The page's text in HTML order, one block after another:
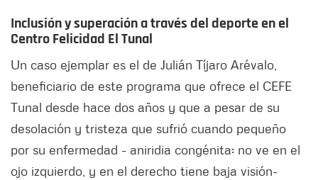
Inclusión y superación a través del deporte en el
Centro Felicidad El Tunal
Un caso ejemplar es el de Julián Tíjaro Arévalo,
beneficiario de este programa que ofrece el CEFE
Tunal desde hace dos años y que a pesar de su
desolación y tristeza que sufrió cuando pequeño
por su enfermedad - aniridia congénita: no ve en el
ojo izquierdo, y en el derecho tiene baja visión-